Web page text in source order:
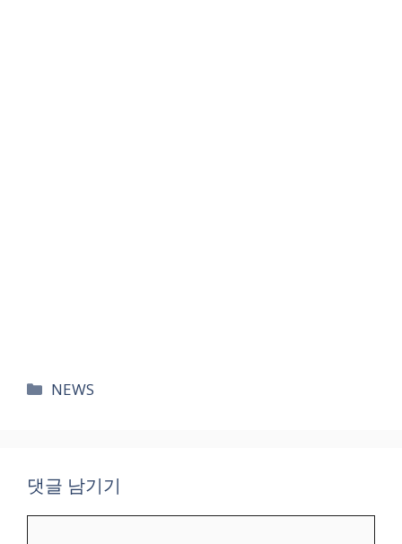
카
NEWS
댓글 남기기